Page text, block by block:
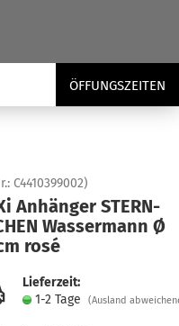
ÖFFUNGSZEITEN
C4410399002)
An­hän­ger STERN­
Was­ser­mann Ø
rosé
Lieferzeit:
1-2 Tage
(Ausland